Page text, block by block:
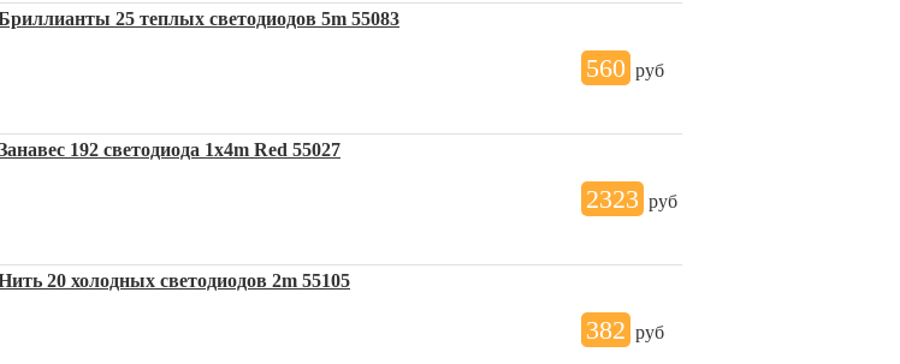
25 теплых светодиодов 5m 55083
560 руб
192 светодиода 1x4m Red 55027
2323 руб
20 холодных светодиодов 2m 55105
382 руб